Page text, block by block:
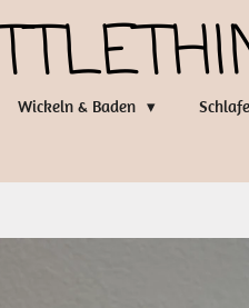
Wickeln & Baden